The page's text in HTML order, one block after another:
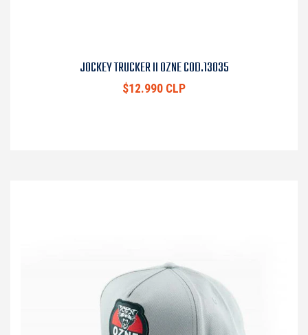
JOCKEY TRUCKER II OZNE COD.13035
$12.990 CLP